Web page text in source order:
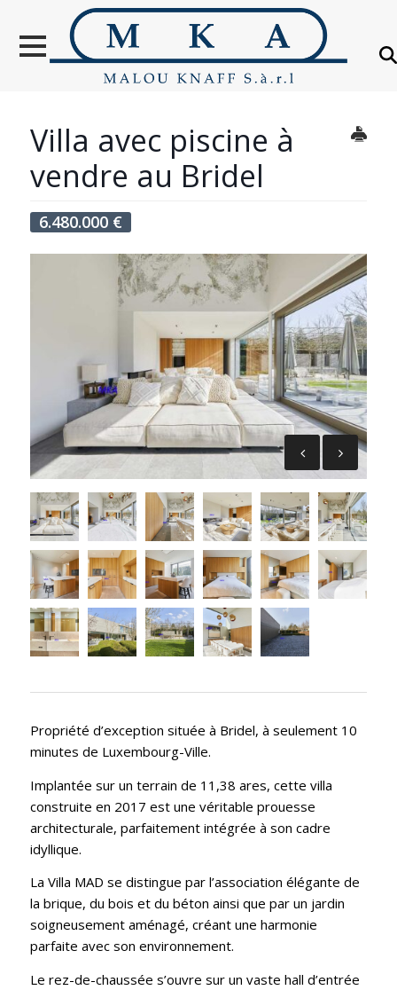
VENTES
LOCATION
CONSTRUCTIONS
OBJETS VENDUS
ÉVALUATION IMMOBILIÈRE
Villa avec piscine à
vendre au Bridel
6.480.000€
Propriété d’exception située à Bridel, à seulement 10
minutes de Luxembourg-Ville.
Implantée sur un terrain de 11,38 ares, cette villa
construite en 2017 est une véritable prouesse
architecturale, parfaitement intégrée à son cadre
idyllique.
La Villa MAD se distingue par l’association élégante de
la brique, du bois et du béton ainsi que par un jardin
soigneusement aménagé, créant une harmonie
parfaite avec son environnement.
Le rez-de-chaussée s’ouvre sur un vaste hall d’entrée